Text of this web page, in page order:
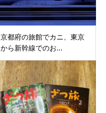
京都府の旅館でカニ、東京
から新幹線でのお...